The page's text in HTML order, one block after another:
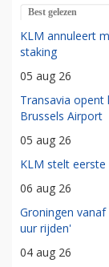
Best gelezen
KLM annuleert
staking
05 aug 26
Transavia
Brussels Airport
05 aug 26
KLM stelt
06 aug 26
Groningen
uur rijden'
04 aug 26